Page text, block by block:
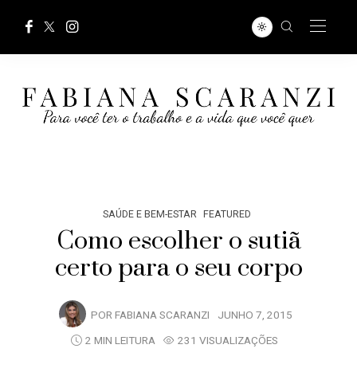
SAÚDE E BEM-ESTAR FEATURED
Como escolher o sutiã
certo para o seu corpo
POR FABIANA SCARANZI JUNHO 7, 2015
2 MIN LEITURA
231 VISUALIZAÇÕES